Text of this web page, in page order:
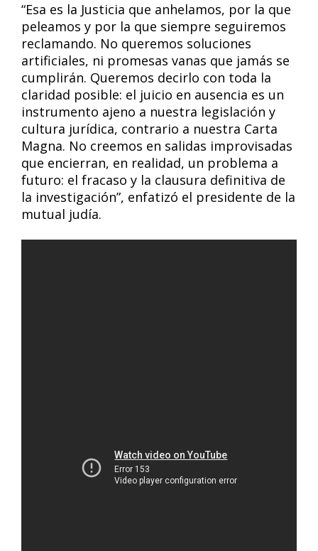
“Esa es la Justicia que anhelamos, por la que
peleamos y por la que siempre seguiremos
reclamando. No queremos soluciones
artificiales, ni promesas vanas que jamás se
cumplirán. Queremos decirlo con toda la
claridad posible: el juicio en ausencia es un
instrumento ajeno a nuestra legislación y
cultura jurídica, contrario a nuestra Carta
Magna. No creemos en salidas improvisadas
que encierran, en realidad, un problema a
futuro: el fracaso y la clausura definitiva de
la investigación”, enfatizó el presidente de la
mutual judía.